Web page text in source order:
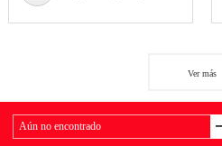
Ver más